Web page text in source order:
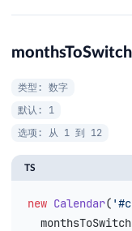
monthsToSwitch
类型: 数字
默认: 1
选项: 从 1 到 12
TS
new Calendar(
  monthsToSwitch